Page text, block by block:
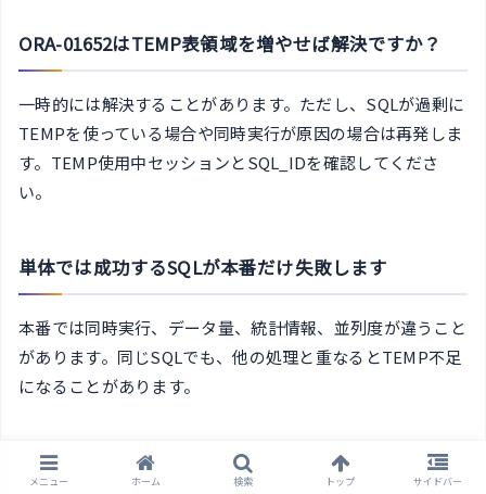
ORA-01652はTEMP表領域を増やせば解決ですか？
一時的には解決することがあります。ただし、SQLが過剰に
TEMPを使っている場合や同時実行が原因の場合は再発しま
す。TEMP使用中セッションとSQL_IDを確認してくださ
い。
単体では成功するSQLが本番だけ失敗します
本番では同時実行、データ量、統計情報、並列度が違うこと
があります。同じSQLでも、他の処理と重なるとTEMP不足
になることがあります。
TEMPFILEを削除すれば空きますか？
メニュー ホーム 検索 トップ サイドバー